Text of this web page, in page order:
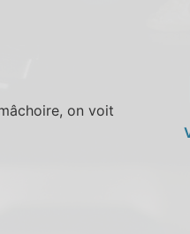
on voit